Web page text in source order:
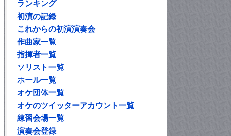
ランキング
初演の記録
これからの初演演奏会
作曲家一覧
指揮者一覧
ソリスト一覧
ホール一覧
オケ団体一覧
オケのツイッターアカウント一覧
練習会場一覧
演奏会登録